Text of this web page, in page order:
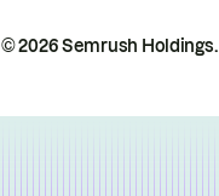
© 2026 Semrush Holdings.